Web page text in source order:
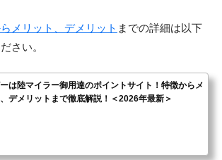
メリット、デメリット までの詳細は以下
さい。
は陸マイラー御用達のポイントサイト！特徴からメ
デメリットまで徹底解説！＜2026年最新＞